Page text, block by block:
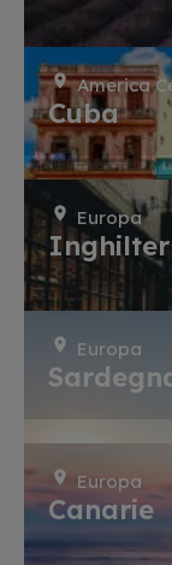
America
Cuba
Europa
Europa
Europa
Canarie